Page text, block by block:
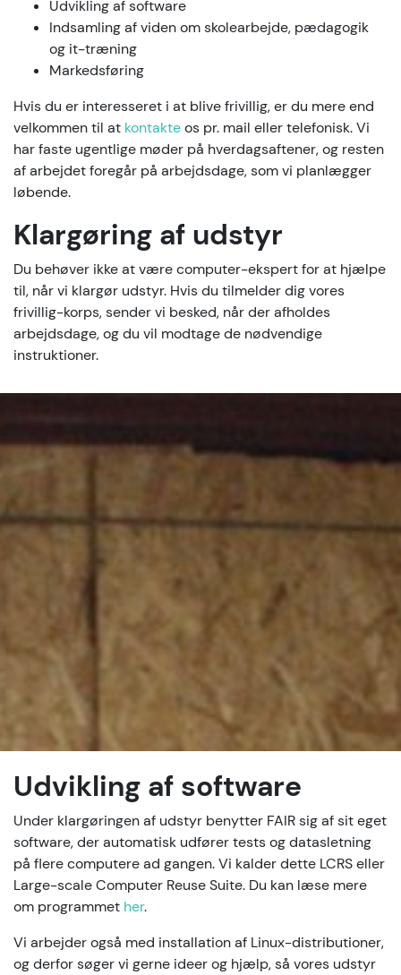
Udvikling af software
Indsamling af viden om skolearbejde, pædagogik
og it-træning
Markedsføring
Hvis du er interesseret i at blive frivillig, er du mere end
velkommen til at kontakteos pr. mail eller telefonisk. Vi
har faste ugentlige møder på hverdagsaftener, og resten
af arbejdet foregår på arbejdsdage, som vi planlægger
løbende.
Klargøring af udstyr
Du behøver ikke at være computer-ekspert for at hjælpe
til, når vi klargør udstyr. Hvis du tilmelder dig vores
frivillig-korps, sender vi besked, når der afholdes
arbejdsdage, og du vil modtage de nødvendige
instruktioner.
Udvikling af software
Under klargøringen af udstyr benytter FAIR sig af sit eget
software, der automatisk udfører tests og datasletning
på flere computere ad gangen. Vi kalder dette LCRS eller
Large-scale Computer Reuse Suite. Du kan læse mere
om programmet her.
Vi arbejder også med installation af Linux-distributioner,
og derfor søger vi gerne ideer og hjælp, så vores udstyr